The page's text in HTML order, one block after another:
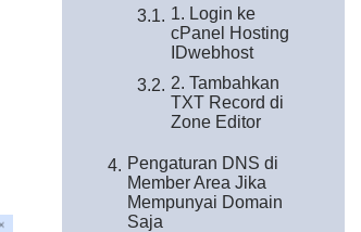
1. Login ke
cPanel Hosting
IDwebhost
2. Tambahkan
TXT Record di
Zone Editor
Pengaturan DNS di
Member Area Jika
Mempunyai Domain
Saja